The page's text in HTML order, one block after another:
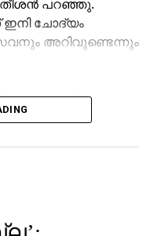
പറഞ്ഞു.
ചോദ്യം
അറിവുണ്ടെന്നും
മുഖ്യമന്ത്രി
പാലിക്കുന്നു.
പറയാന്‍ എം.വി
വി.ഡി സതീശന്‍
ബോര്‍ഡ്
പോറ്റി
സിപിഎമ്മിന്